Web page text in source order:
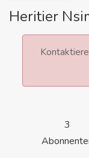
Heritier
3